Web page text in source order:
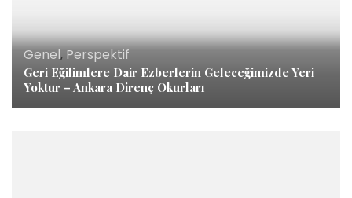
Genel, Perspektif
Geri Eğilimlere Dair Ezberlerin Geleceğimizde Yeri
Yoktur – Ankara Direnç Okurları